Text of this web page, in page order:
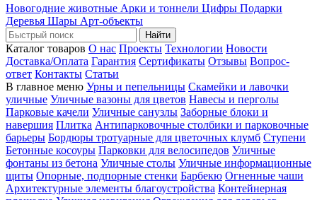
Новогодние животные Арки и тоннели Цифры Подарки
Деревья Шары Арт-объекты
Найти
Каталог товаров О нас Проекты Технологии Новости
Доставка/Оплата Гарантия Сертификаты Отзывы Вопрос-
ответ Контакты Статьи
В главное меню Урны и пепельницы Скамейки и лавочки
уличные Уличные вазоны для цветов Навесы и перголы
Парковые качели Уличные санузлы Заборные блоки и
навершия Плитка Антипарковочные столбики и парковочные
барьеры Бордюры тротуарные для цветочных клумб Ступени
Бетонные косоуры Парковки для велосипедов Уличные
фонтаны из бетона Уличные столы Уличные информационные
щиты Опорные, подпорные стенки Барбекю Огненные чаши
Архитектурные элементы благоустройства Контейнерная